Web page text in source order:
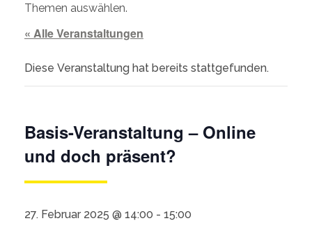
Themen auswählen.
« Alle Veranstaltungen
Diese Veranstaltung hat bereits stattgefunden.
Basis-Veranstaltung – Online
und doch präsent?
27. Februar 2025 @ 14:00 - 15:00